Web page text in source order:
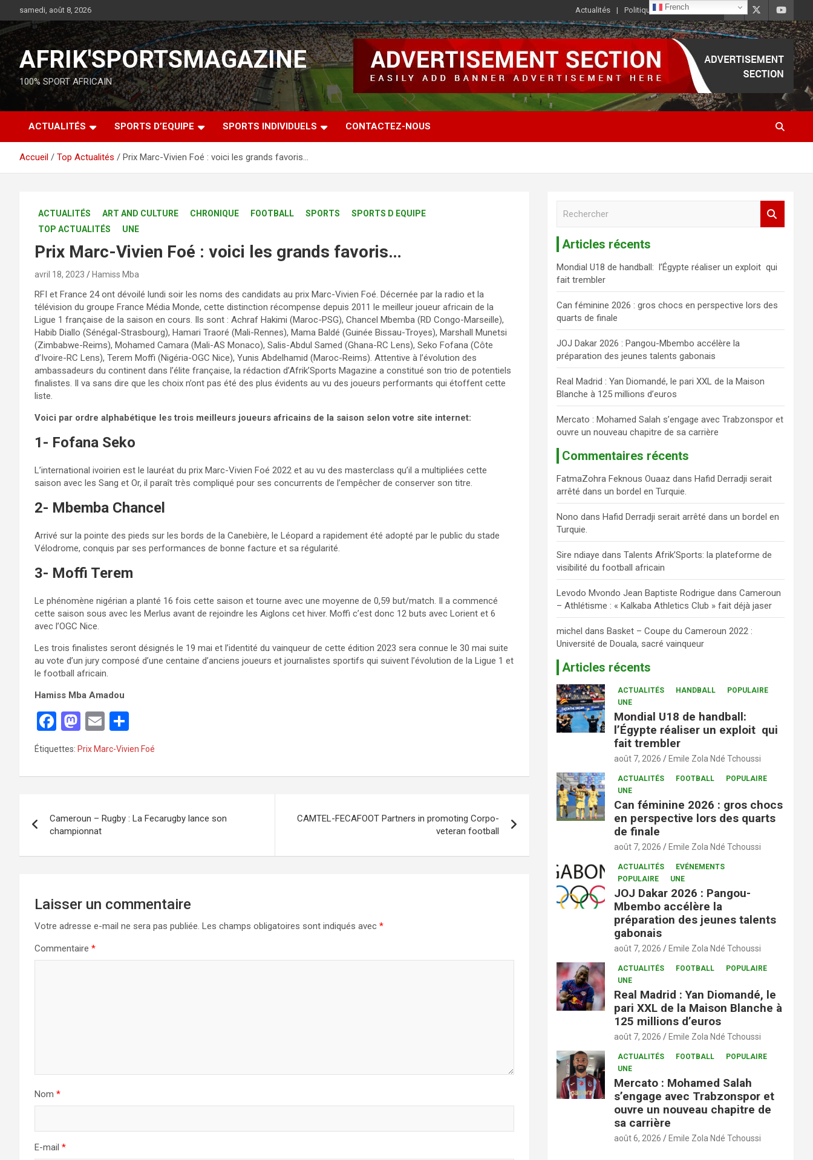
samedi, août 8, 2026 Actualités Politique de Confidentialité
AFRIK'SPORTSMAGAZINE
100% SPORT AFRICAIN
ACTUALITÉS SPORTS D’EQUIPE SPORTS INDIVIDUELS CONTACTEZ-NOUS
Accueil Top Actualités Prix Marc-Vivien Foé : voici les grands favoris…
ACTUALITÉS ART AND CULTURE CHRONIQUE FOOTBALL SPORTS
SPORTS D EQUIPE
TOP ACTUALITÉS
UNE
Prix Marc-Vivien Foé : voici les grands favoris…
avril 18, 2023 Hamiss Mba
RFI et France 24 ont dévoilé lundi soir les noms des candidats au prix Marc-Vivien Foé. Décernée par la radio et la
télévision du groupe France Média Monde, cette distinction récompense depuis 2011 le meilleur joueur africain de la
Ligue 1 française de la saison en cours. Ils sont : Achraf Hakimi (Maroc-PSG), Chancel Mbemba (RD Congo-Marseille),
Habib Diallo (Sénégal-Strasbourg), Hamari Traoré (Mali-Rennes), Mama Baldé (Guinée Bissau-Troyes), Marshall Munetsi
(Zimbabwe-Reims), Mohamed Camara (Mali-AS Monaco), Salis-Abdul Samed (Ghana-RC Lens), Seko Fofana (Côte
d’Ivoire-RC Lens), Terem Moffi (Nigéria-OGC Nice), Yunis Abdelhamid (Maroc-Reims). Attentive à l’évolution des
ambassadeurs du continent dans l’élite française, la rédaction d’Afrik’Sports Magazine a constitué son trio de potentiels
finalistes. Il va sans dire que les choix n’ont pas été des plus évidents au vu des joueurs performants qui étoffent cette
liste.
Voici par ordre alphabétique les trois meilleurs joueurs africains de la saison selon votre site internet:
1- Fofana Seko
L’international ivoirien est le lauréat du prix Marc-Vivien Foé 2022 et au vu des masterclass qu’il a multipliées cette
saison avec les Sang et Or, il paraît très compliqué pour ses concurrents de l’empêcher de conserver son titre.
2- Mbemba Chancel
Arrivé sur la pointe des pieds sur les bords de la Canebière, le Léopard a rapidement été adopté par le public du stade
Vélodrome, conquis par ses performances de bonne facture et sa régularité.
3- Moffi Terem
Le phénomène nigérian a planté 16 fois cette saison et tourne avec une moyenne de 0,59 but/match. Il a commencé
cette saison sous avec les Merlus avant de rejoindre les Aiglons cet hiver. Moffi c’est donc 12 buts avec Lorient et 6
avec l’OGC Nice.
Les trois finalistes seront désignés le 19 mai et l’identité du vainqueur de cette édition 2023 sera connue le 30 mai suite
au vote d’un jury composé d’une centaine d’anciens joueurs et journalistes sportifs qui suivent l’évolution de la Ligue 1 et
le football africain.
Hamiss Mba Amadou
F
a
ce
b
o
k
M
a
st
o
o
n
E
m
ail
ar
ta
g
Étiquettes: Prix Marc-Vivien Foé
Cameroun – Rugby : La Fecarugby lance son
championnat
CAMTEL-FECAFOOT Partners in promoting Corpo-
veteran football
Laisser un commentaire
Votre adresse e-mail ne sera pas publiée. Les champs obligatoires sont indiqués avec *
Commentaire *
Nom *
E-mail *
r
c
h
e
r
Articles récents
Mondial U18 de handball: l’Égypte réaliser un exploit qui
fait trembler
Can féminine 2026 : gros chocs en perspective lors des
quarts de finale
JOJ Dakar 2026 : Pangou-Mbembo accélère la
préparation des jeunes talents gabonais
Real Madrid : Yan Diomandé, le pari XXL de la Maison
Blanche à 125 millions d’euros
Mercato : Mohamed Salah s’engage avec Trabzonspor et
ouvre un nouveau chapitre de sa carrière
Commentaires récents
FatmaZohra Feknous Ouaaz dansHafid Derradji serait
arrêté dans un bordel en Turquie.
Nono dansHafid Derradji serait arrêté dans un bordel en
Turquie.
Sire ndiaye dansTalents Afrik’Sports: la plateforme de
visibilité du football africain
Levodo Mvondo Jean Baptiste Rodrigue dansCameroun
– Athlétisme : « Kalkaba Athletics Club » fait déjà jaser
michel dansBasket – Coupe du Cameroun 2022 :
Université de Douala, sacré vainqueur
Articles récents
ACTUALITÉS HANDBALL
POPULAIRE
UNE
Mondial U18 de handball:
l’Égypte réaliser un exploit qui
fait trembler
août 7, 2026 Emile Zola Ndé Tchoussi
ACTUALITÉS FOOTBALL
POPULAIRE
UNE
Can féminine 2026 : gros chocs
en perspective lors des quarts
de finale
août 7, 2026 Emile Zola Ndé Tchoussi
ACTUALITÉS
EVÉNEMENTS
POPULAIRE
UNE
JOJ Dakar 2026 : Pangou-
Mbembo accélère la
préparation des jeunes talents
gabonais
août 7, 2026 Emile Zola Ndé Tchoussi
ACTUALITÉS FOOTBALL
POPULAIRE
UNE
Real Madrid : Yan Diomandé, le
pari XXL de la Maison Blanche à
125 millions d’euros
août 7, 2026 Emile Zola Ndé Tchoussi
ACTUALITÉS FOOTBALL
POPULAIRE
UNE
Mercato : Mohamed Salah
s’engage avec Trabzonspor et
ouvre un nouveau chapitre de
sa carrière
août 6, 2026 Emile Zola Ndé Tchoussi
French